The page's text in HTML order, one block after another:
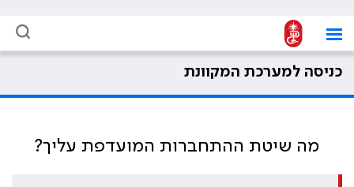
כניסה למערכת המקוונת
מה שיטת ההתחברות המועדפת עליך?